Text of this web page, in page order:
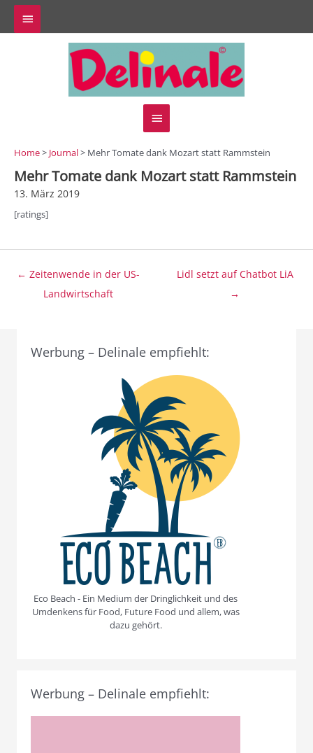
Zum
Inhalt
springen
Above
Hauptmenü
Home> Journal> Mehr Tomate dank Mozart statt Rammstein
Mehr Tomate dank Mozart statt Rammstein
13. März 2019
[ratings]
Beitragsnavigation
← Zeitenwende in der US-
Landwirtschaft
Lidl setzt auf Chatbot LiA
→
Werbung – Delinale empfiehlt:
Eco Beach - Ein Medium der Dringlichkeit und des
Umdenkens für Food, Future Food und allem, was
dazu gehört.
Werbung – Delinale empfiehlt: